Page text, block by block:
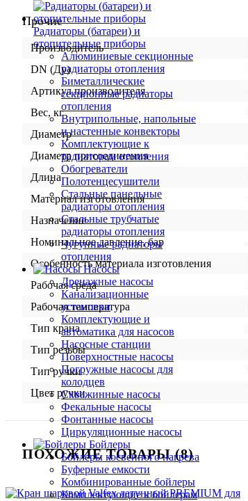
Радиаторы (батареи) и
отопительные приборы
Алюминиевые секционные
радиаторы отопления
Биметаллические
секционные радиаторы
отопления
Внутрипольные, напольные
и настенные конвекторы
Комплектующие к
радиаторам отопления
Обогреватели
Полотенцесушители
Стальные панельные
радиаторы отопления
Стальные трубчатые
радиаторы отопления
Чугунные радиаторы
отопления
Насосы
Дренажные насосы
Канализационные
установки
Комплектующие и
автоматика для насосов
Насосные станции
Поверхностные насосы
Погружные насосы для
колодцев
Скважинные насосы
Фекальные насосы
Фонтанные насосы
Циркуляционные насосы
Бойлеры
Бойлеры косвенного нагрева
Буферные емкости
Комбинированные бойлеры
Комплектующие к бойлерам
Прочие
Производитель
DN (Ду)
Артикул производителя
Вес, кг
Диаметр
Диаметр присоединения
Длина
Материал изготовления
Назначение
Номинальное давление, бар
Особенность материала изготовления
Рабочая среда
Рабочая температура
Тип крана
Тип резьбы
Тип ручки
Цвет ручки
ПОХОЖИЕ ТОВАРЫ (8)